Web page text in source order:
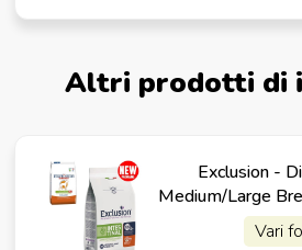
Altri prodotti di
Exclusion -
Medium/Large
Vari